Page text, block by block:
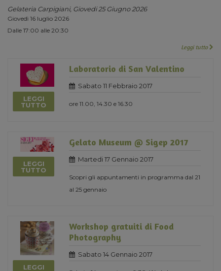
Gelateria Carpigiani, Giovedi 25 Giugno 2026
Giovedì 16 luglio 2026
Dalle 17:00 alle 20:30
Leggi tutto
LEGGI
TUTTO
Laboratorio di San Valentino
Sabato 11 Febbraio 2017
ore 11.00, 14.30 e 16.30
LEGGI
TUTTO
Gelato Museum @ Sigep 2017
Martedi 17 Gennaio 2017
Scopri gli appuntamenti in programma dal 21
al 25 gennaio
LEGGI
Workshop gratuiti di Food
Photography
Sabato 14 Gennaio 2017